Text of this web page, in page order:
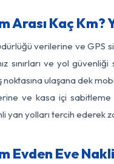
Arası Kaç Km?
verilerine ve GPS
sınırları ve yol
noktasına ulaşana dek
ve kasa içi
yan yolları tercih ederek
Evden Eve